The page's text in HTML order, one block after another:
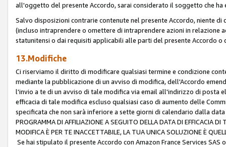
all'oggetto del presente Accordo, sarai considerato il soggetto che
Salvo disposizioni contrarie contenute nel presente Accordo, niente
(incluso intraprendere o omettere di intraprendere azioni in relazione
statunitensi o dai requisiti applicabili alle parti del presente Accordo o
13.Modifiche
Ci riserviamo il diritto di modificare qualsiasi termine e condizione
mediante la pubblicazione di un avviso di modifica, dell'Accordo
l'invio a te di un avviso di tale modifica via email all'indirizzo di
efficacia di tale modifica escluso qualsiasi caso di aumento delle
specificata che non sarà inferiore a sette giorni di calendario dalla data
PROGRAMMA DI AFFILIAZIONE A SEGUITO DELLA DATA DI EFFICACIA
MODIFICA È PER TE INACCETTABILE, LA TUA UNICA SOLUZIONE È
Se hai stipulato il presente Accordo con Amazon France Services